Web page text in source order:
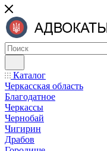
Каталог
Черкасская область
Благодатное
Черкассы
Чернобай
Чигирин
Драбов